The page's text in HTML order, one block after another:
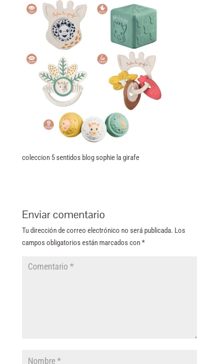
coleccion 5 sentidos blog sophie la girafe
Enviar comentario
Tu dirección de correo electrónico no será publicada. Los
campos obligatorios están marcados con*